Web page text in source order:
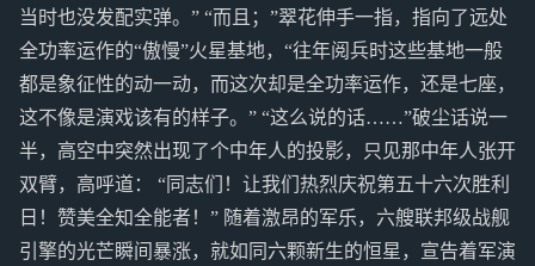
当时也没发配实弹。” “而且；”翠花伸手一指，指向了远处
全功率运作的“傲慢”火星基地，“往年阅兵时这些基地一般
都是象征性的动一动，而这次却是全功率运作，还是七座，
这不像是演戏该有的样子。” “这么说的话……”破尘话说一
半，高空中突然出现了个中年人的投影，只见那中年人张开
双臂，高呼道： “同志们！让我们热烈庆祝第五十六次胜利
日！赞美全知全能者！” 随着激昂的军乐，六艘联邦级战舰
引擎的光芒瞬间暴涨，就如同六颗新生的恒星，宣告着军演